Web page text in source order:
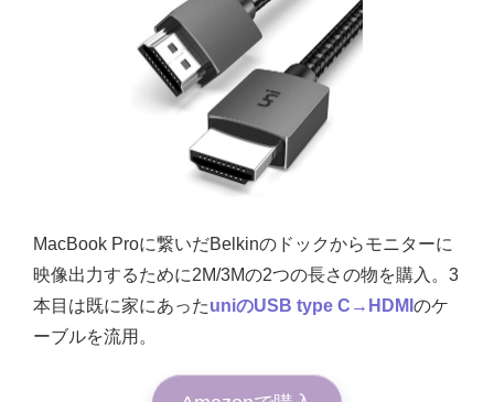
MacBook Proに繋いだBelkinのドックからモニターに
映像出力するために2M/3Mの2つの長さの物を購入。3
本目は既に家にあったuniのUSB type C→HDMI のケ
ーブルを流用。